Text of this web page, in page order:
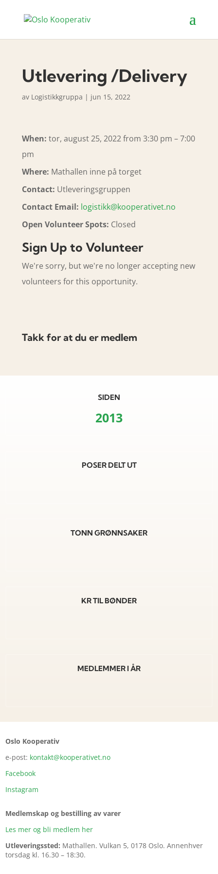
Utlevering /Delivery
av Logistikkgruppa | jun 15, 2022
When: tor, august 25, 2022 from 3:30 pm – 7:00
pm
Where: Mathallen inne på torget
Contact: Utleveringsgruppen
Contact Email: logistikk@kooperativet.no
Open Volunteer Spots: Closed
Sign Up to Volunteer
We're sorry, but we're no longer accepting new
volunteers for this opportunity.
Takk for at du er medlem
SIDEN
2013
POSER DELT UT
TONN GRØNNSAKER
KR TIL BØNDER
MEDLEMMER I ÅR
Oslo Kooperativ
e-post: kontakt@kooperativet.no
Facebook
Instagram
Medlemskap og bestilling av varer
Les mer og bli medlem her
Utleveringssted: Mathallen.Vulkan 5, 0178 Oslo. Annenhver
torsdag kl. 16.30 – 18:30.